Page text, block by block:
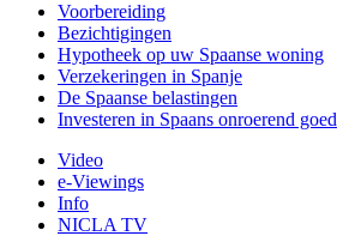
Voorbereiding
Bezichtigingen
Hypotheek op uw Spaanse woning
Verzekeringen in Spanje
De Spaanse belastingen
Investeren in Spaans onroerend goed
Video
e-Viewings
Info
NICLA TV